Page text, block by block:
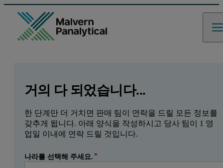
거의 다 되었습니다...
한 단계만 더 거치면 판매 팀이 연락을 드릴 모든 정보를
갖추게 됩니다. 아래 양식을 작성하시고 당사 팀이 1 영
업일 이내에 연락 드릴 것입니다.
나라를 선택해 주세요.